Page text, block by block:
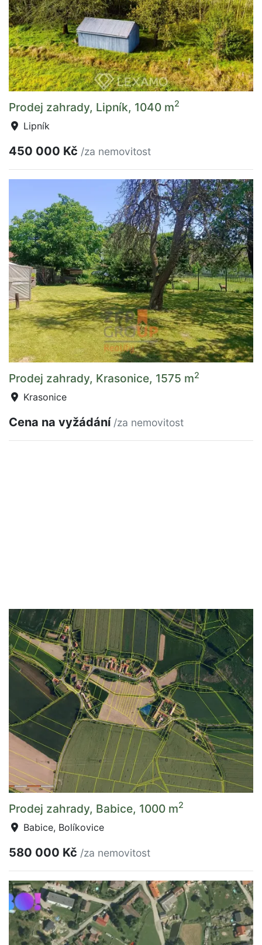
Prodej zahrady, Lipník, 1040 m2
Lipník
450 000 Kč /za nemovitost
Prodej zahrady, Krasonice, 1575 m2
Krasonice
Cena na vyžádání /za nemovitost
Prodej zahrady, Babice, 1000 m2
Babice, Bolíkovice
580 000 Kč /za nemovitost